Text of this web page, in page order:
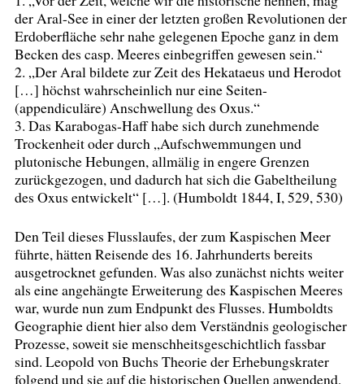
der Aral-See in einer der letzten großen Revolutionen der
Erdoberfläche sehr nahe gelegenen Epoche ganz in dem
Becken des casp. Meeres einbegriffen gewesen sein.“
2. „Der Aral bildete zur Zeit des Hekataeus und Herodot
[…] höchst wahrscheinlich nur eine Seiten-
(appendiculäre) Anschwellung des Oxus.“
3. Das Karabogas-Haff habe sich durch zunehmende
Trockenheit oder durch „Aufschwemmungen und
plutonische Hebungen, allmälig in engere Grenzen
zurückgezogen, und dadurch hat sich die Gabeltheilung
des Oxus entwickelt“ […]. (Humboldt 1844, I, 529, 530)
Den Teil dieses Flusslaufes, der zum Kaspischen Meer
führte, hätten Reisende des 16. Jahrhunderts bereits
ausgetrocknet gefunden. Was also zunächst nichts weiter
als eine angehängte Erweiterung des Kaspischen Meeres
war, wurde nun zum Endpunkt des Flusses. Humboldts
Geographie dient hier also dem Verständnis geologischer
Prozesse, soweit sie menschheitsgeschichtlich fassbar
sind. Leopold von Buchs Theorie der Erhebungskrater
folgend und sie auf die historischen Quellen anwendend,